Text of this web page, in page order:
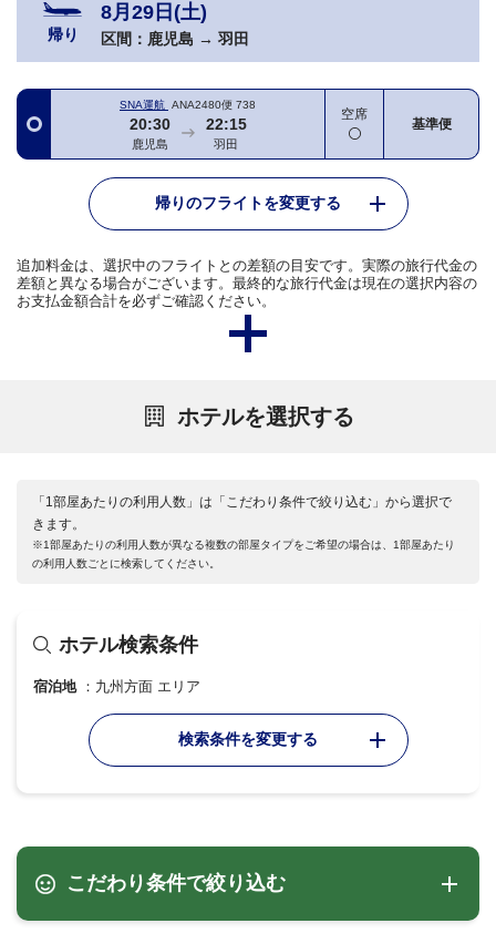
帰り
8月29日(土)
区間： 鹿児島 → 羽田
SNA運航 ANA2480便 738
20:30
鹿児島
22:15
羽田
空席
基準便
帰りのフライトを変更する
追加料金は、選択中のフライトとの差額の目安です。実際の旅行代金の
差額と異なる場合がございます。最終的な旅行代金は現在の選択内容の
お支払金額合計を必ずご確認ください。
ホテルを選択する
「1部屋あたりの利用人数」は「こだわり条件で絞り込む」から選択で
きます。
※1部屋あたりの利用人数が異なる複数の部屋タイプをご希望の場合は、1部屋あたり
の利用人数ごとに検索してください。
ホテル検索条件
宿泊地 九州方面 エリア
検索条件を変更する
こだわり条件で絞り込む